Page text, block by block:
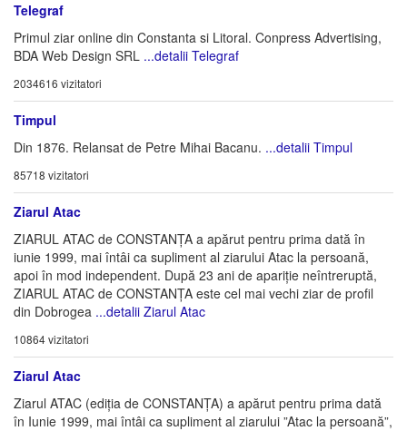
Telegraf
Primul ziar online din Constanta si Litoral. Conpress Advertising,
BDA Web Design SRL ...detalii Telegraf
2034616 vizitatori
Timpul
Din 1876. Relansat de Petre Mihai Bacanu. ...detalii Timpul
85718 vizitatori
Ziarul Atac
ZIARUL ATAC de CONSTANȚA a apărut pentru prima dată în
iunie 1999, mai întâi ca supliment al ziarului Atac la persoană,
apoi în mod independent. După 23 ani de apariție neîntreruptă,
ZIARUL ATAC de CONSTANȚA este cel mai vechi ziar de profil
din Dobrogea ...detalii Ziarul Atac
10864 vizitatori
Ziarul Atac
Ziarul ATAC (ediția de CONSTANȚA) a apărut pentru prima dată
în Iunie 1999, mai întâi ca supliment al ziarului ”Atac la persoană”,